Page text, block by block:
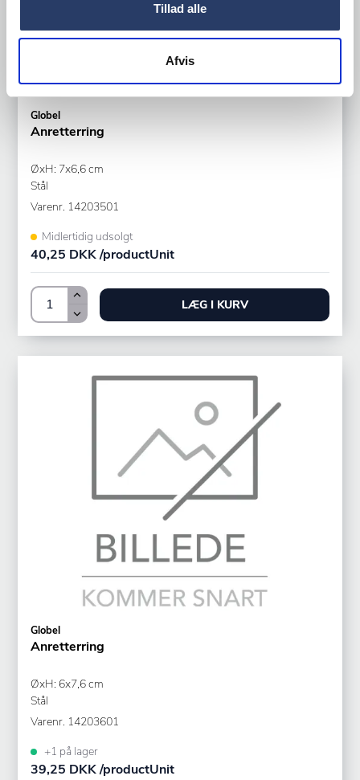
Tillad alle
Afvis
Globel
Anretterring
ØxH: 7x6,6 cm
Stål
Varenr. 14203501
Midlertidig udsolgt
40,25 DKK /productUnit
LÆG I KURV
Globel
Anretterring
ØxH: 6x7,6 cm
Stål
Varenr. 14203601
+1 på lager
39,25 DKK /productUnit